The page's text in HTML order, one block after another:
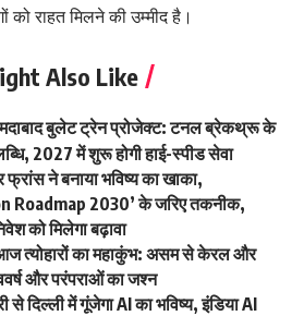
को राहत मिलने की उम्मीद है।
Also Like
बुलेट ट्रेन प्रोजेक्ट: टनल ब्रेकथ्रू के
2027 में शुरू होगी हाई-स्पीड सेवा
ने बनाया भविष्य का खाका,
Roadmap 2030’ के जरिए तकनीक,
को मिलेगा बढ़ावा
त्योहारों का महाकुंभ: असम से केरल और
और परंपराओं का जश्न
से दिल्ली में गूंजेगा AI का भविष्य, इंडिया AI